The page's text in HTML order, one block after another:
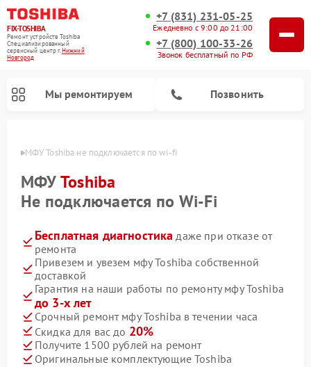
FIX-TOSHIBA
Ремонт устройств Toshiba
Специализированный
cервисный центр г.Нижний
Новгород
+7 (831) 231-05-25
Ежедневно с 9:00 до 21:00
+7 (800) 100-33-26
Звонок бесплатный по РФ
Мы ремонтируем Позвонить
МФУ Toshiba не подключается по wi-fi
МФУToshiba
Не подключается по Wi-Fi
Бесплатная диагностика даже при отказе от
ремонта
Привезем и увезем мфу Toshiba собственной
доставкой
Гарантия на наши работы по ремонту мфу Toshiba
до 3-х лет
Срочный ремонт мфу Toshiba в течении часа
Скидка для вас до 20%
Получите 1500 рублей на ремонт
Оригинальные комплектующие Toshiba